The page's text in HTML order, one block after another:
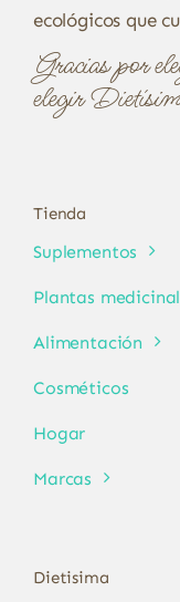
ecológicos que
Gracias por
elegir
Tienda
Suplementos
Plantas
Alimentación
Cosméticos
Hogar
Marcas
Dietisima